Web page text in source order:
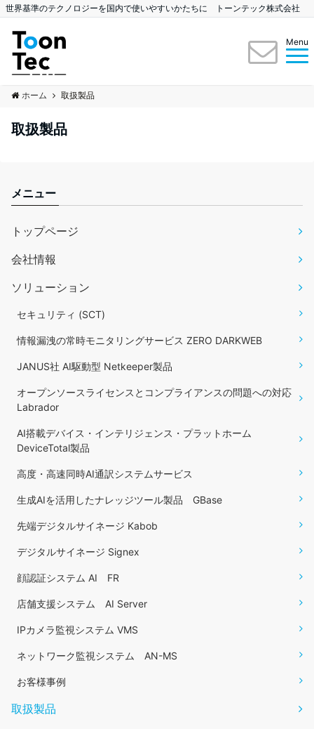
世界基準のテクノロジーを国内で使いやすいかたちに トーンテック株式会社
Menu
ホーム 取扱製品
取扱製品
メニュー
トップページ
会社情報
ソリューション
セキュリティ (SCT)
情報漏洩の常時モニタリングサービス ZERO DARKWEB
JANUS社 AI駆動型 Netkeeper製品
オープンソースライセンスとコンプライアンスの問題への対応
Labrador
AI搭載デバイス・インテリジェンス・プラットホーム
DeviceTotal製品
高度・高速同時AI通訳システムサービス
生成AIを活用したナレッジツール製品 GBase
先端デジタルサイネージ Kabob
デジタルサイネージ Signex
顔認証システム AI FR
店舗支援システム AI Server
IPカメラ監視システム VMS
ネットワーク監視システム AN-MS
お客様事例
取扱製品